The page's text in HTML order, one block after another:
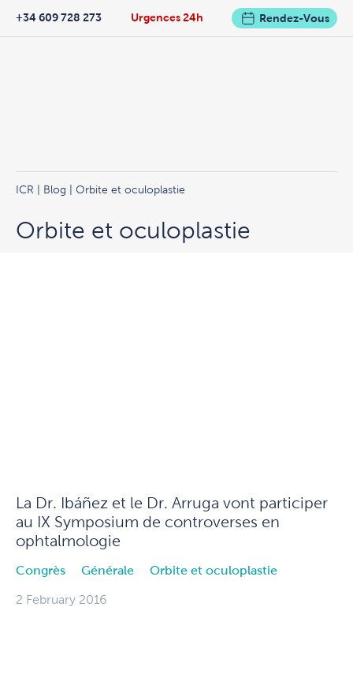
Urgences 24h
+34 609 728 273 Rendez-Vous
ICR Blog | Orbite et oculoplastie
Orbite et oculoplastie
La Dr. Ibáñez et le Dr. Arruga vont participer
au IX Symposium de controverses en
ophtalmologie
Congrès Générale Orbite et oculoplastie
2 February 2016